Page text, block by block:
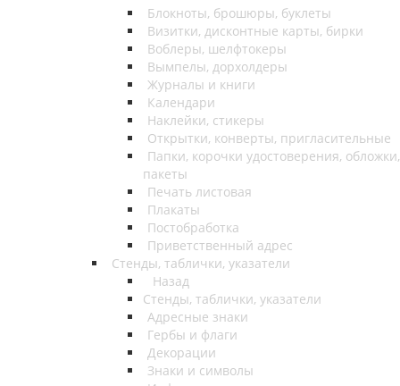
Блокноты, брошюры, буклеты
Визитки, дисконтные карты, бирки
Воблеры, шелфтокеры
Вымпелы, дорхолдеры
Журналы и книги
Календари
Наклейки, стикеры
Открытки, конверты, пригласительные
Папки, корочки удостоверения, обложки,
пакеты
Печать листовая
Плакаты
Постобработка
Приветственный адрес
Стенды, таблички, указатели
Назад
Стенды, таблички, указатели
Адресные знаки
Гербы и флаги
Декорации
Знаки и символы